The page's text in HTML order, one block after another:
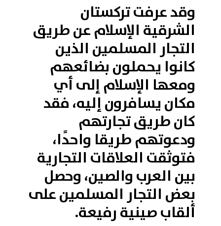
وقد عرفت تركستان
الشرقية الإسلام عن طريق
التجار المسلمين الذين
كانوا يحملون بضائعهم
ومعها الإسلام إلى أي
مكان يسافرون إليه، فقد
كان طريق تجارتهم
ودعوتهم طريقا واحدًا،
فتوثقت العلاقات التجارية
بين العرب والصين، وحصل
بعض التجار المسلمين على
ألقاب صينية رفيعة.